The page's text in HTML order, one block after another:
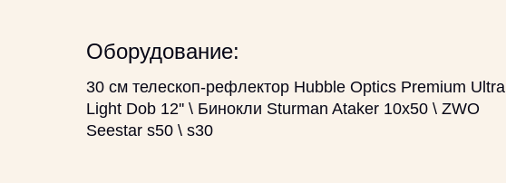
Оборудование:
30 см телескоп-рефлектор Hubble Optics Premium Ultra
Light Dob 12'' \ Бинокли Sturman Ataker 10x50 \ ZWO
Seestar s50 \ s30